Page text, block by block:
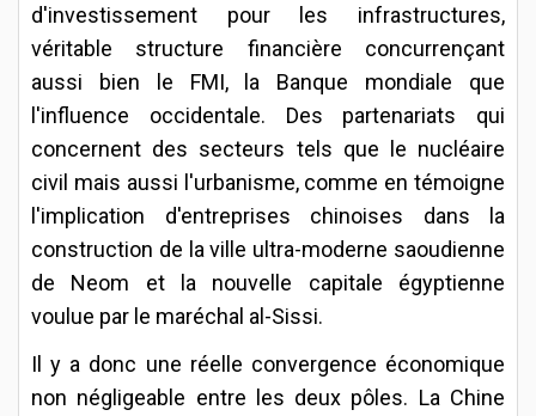
d'investissement pour les infrastructures,
véritable structure financière concurrençant
aussi bien le FMI, la Banque mondiale que
l'influence occidentale. Des partenariats qui
concernent des secteurs tels que le nucléaire
civil mais aussi l'urbanisme, comme en témoigne
l'implication d'entreprises chinoises dans la
construction de la ville ultra-moderne saoudienne
de Neom et la nouvelle capitale égyptienne
voulue par le maréchal al-Sissi.
Il y a donc une réelle convergence économique
non négligeable entre les deux pôles. La Chine